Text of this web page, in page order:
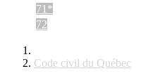
71*
72
Code civil du Québec